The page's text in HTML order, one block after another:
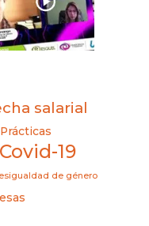
salarial
Covid-19
de género